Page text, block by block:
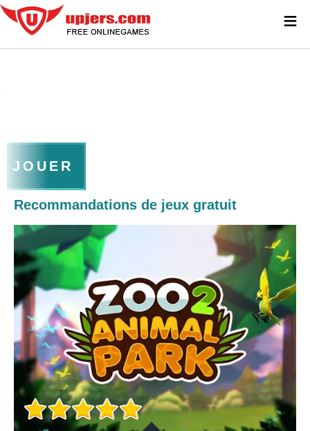
JOUER
Recommandations de jeux gratuit
≡